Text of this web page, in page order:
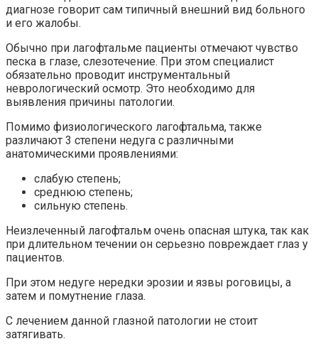
диагнозе говорит сам типичный внешний вид больного
и его жалобы.
Обычно при лагофтальме пациенты отмечают чувство
песка в глазе, слезотечение. При этом специалист
обязательно проводит инструментальный
неврологический осмотр. Это необходимо для
выявления причины патологии.
Помимо физиологического лагофтальма, также
различают 3 степени недуга с различными
анатомическими проявлениями:
слабую степень;
среднюю степень;
сильную степень.
Неизлеченный лагофтальм очень опасная штука, так как
при длительном течении он серьезно повреждает глаз у
пациентов.
При этом недуге нередки эрозии и язвы роговицы, а
затем и помутнение глаза.
С лечением данной глазной патологии не стоит
затягивать.